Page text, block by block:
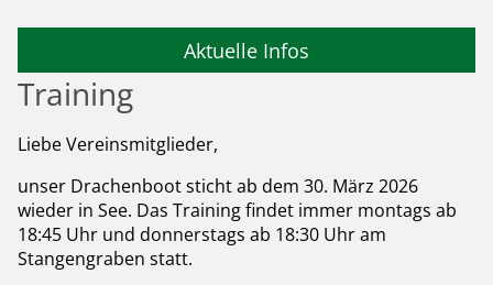
Aktuelle Infos
Training
Liebe Vereinsmitglieder,
unser Drachenboot sticht ab dem 30. März 2026
wieder in See. Das Training findet immer montags ab
18:45 Uhr und donnerstags ab 18:30 Uhr am
Stangengraben statt.